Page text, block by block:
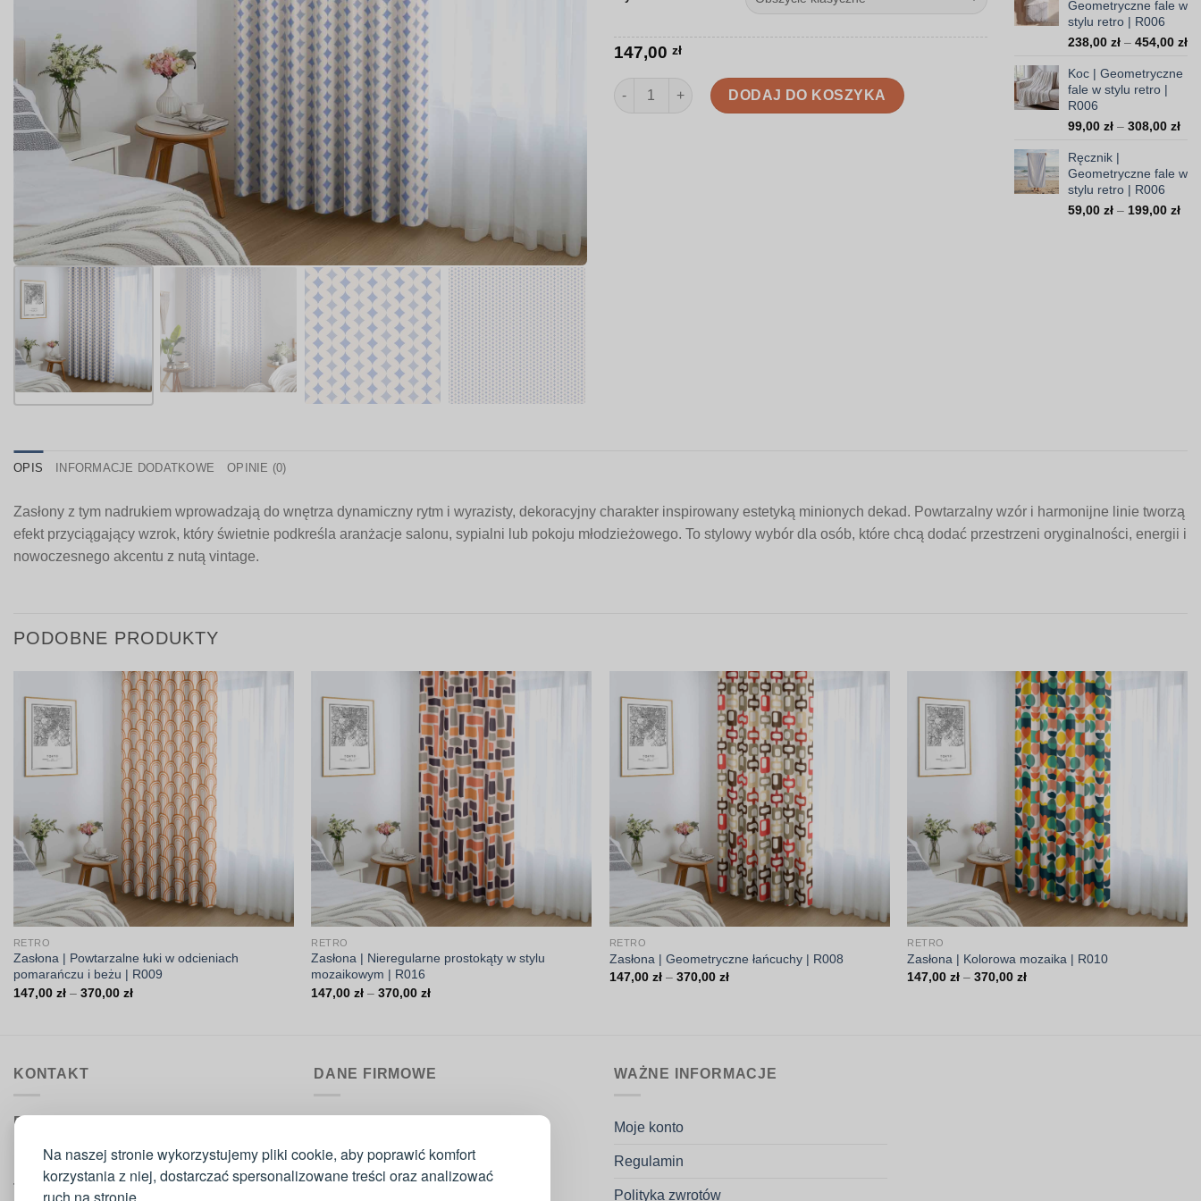
Na naszej stronie wykorzystujemy pliki cookie, aby poprawić komfort
korzystania z niej, dostarczać spersonalizowane treści oraz analizować
147,00 zł
ilość Zasłona | Geometryczne fale w stylu retro | R006
DODAJ DO KOSZYKA
Geometryczne fale w
stylu retro | R006
238,00 zł – 454,00 zł
Koc | Geometryczne
fale w stylu retro |
R006
99,00 zł – 308,00 zł
Ręcznik |
Geometryczne fale w
stylu retro | R006
59,00 zł – 199,00 zł
OPIS INFORMACJE DODATKOWE OPINIE (0)
Zasłony z tym nadrukiem wprowadzają do wnętrza dynamiczny rytm i wyrazisty, dekoracyjny charakter inspirowany estetyką minionych dekad. Powtarzalny wzór i harmonijne linie tworzą
efekt przyciągający wzrok, który świetnie podkreśla aranżacje salonu, sypialni lub pokoju młodzieżowego. To stylowy wybór dla osób, które chcą dodać przestrzeni oryginalności, energii i
nowoczesnego akcentu z nutą vintage.
PODOBNE PRODUKTY
RETRO
Zasłona | Powtarzalne łuki w odcieniach
pomarańczu i beżu | R009
147,00 zł – 370,00 złZakres
RETRO
Zasłona | Nieregularne prostokąty w stylu
mozaikowym | R016
147,00zł – 370,00złZakres
RETRO
Zasłona | Geometryczne łańcuchy | R008
147,00 zł – 370,00 złZakres
RETRO
Zasłona | Kolorowa mozaika | R010
147,00zł – 370,00złZakres
KONTAKT
Biuro obsługi:
Telefon : 573 420 160
DANE FIRMOWE
ul. Sikorskiego 53H
WAŻNE INFORMACJE
Moje konto
Regulamin
Polityka zwrotów